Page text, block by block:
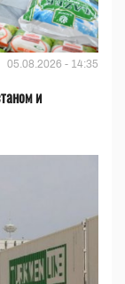
05.08.2026 - 14:35
и